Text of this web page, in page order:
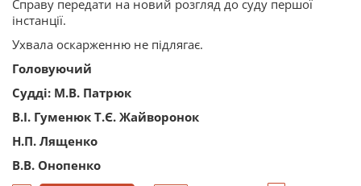
Справу передати на новий розгляд до суду першої
інстанції.
Ухвала оскарженню не підлягає.
Головуючий
Судді: М.В. Патрюк
В.І. Гуменюк Т.Є. Жайворонок
Н.П. Лященко
В.В. Онопенко